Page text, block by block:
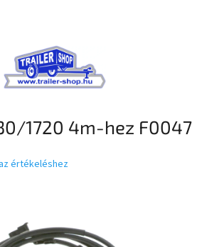
1720 4m-hez F0047
értékeléshez